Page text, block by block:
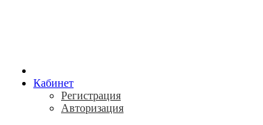
Кабинет
Регистрация
Авторизация